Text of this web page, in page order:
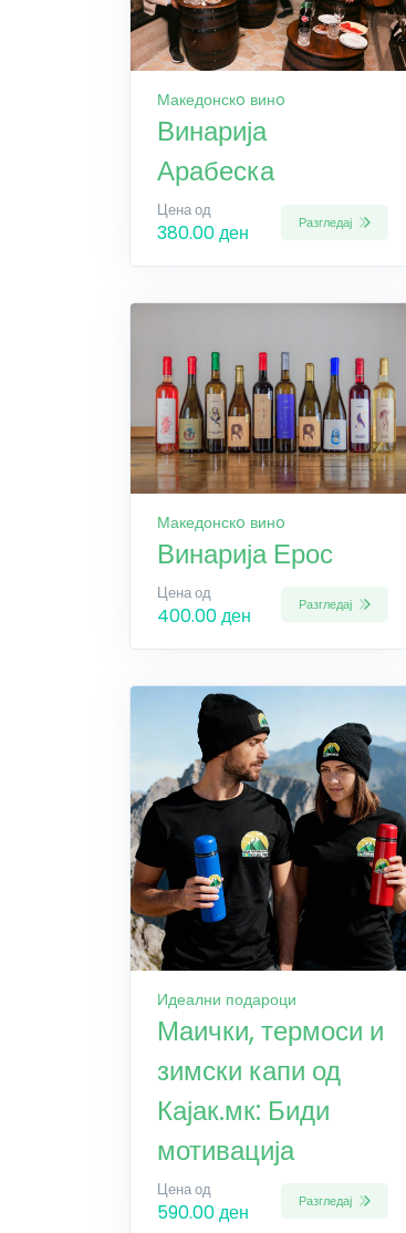
Македонскo винo
Винарија
Арабеска
Цена од
380.00 ден Разгледај
Македонскo винo
Винарија Ерос
Цена од
400.00 ден Разгледај
Идеални подароци
Маички, термоси и
зимски капи од
Кајак.мк: Биди
мотивација
Цена од
590.00 ден Разгледај